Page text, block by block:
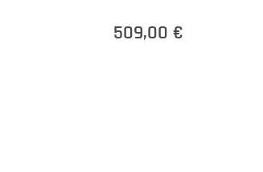
509,00 €